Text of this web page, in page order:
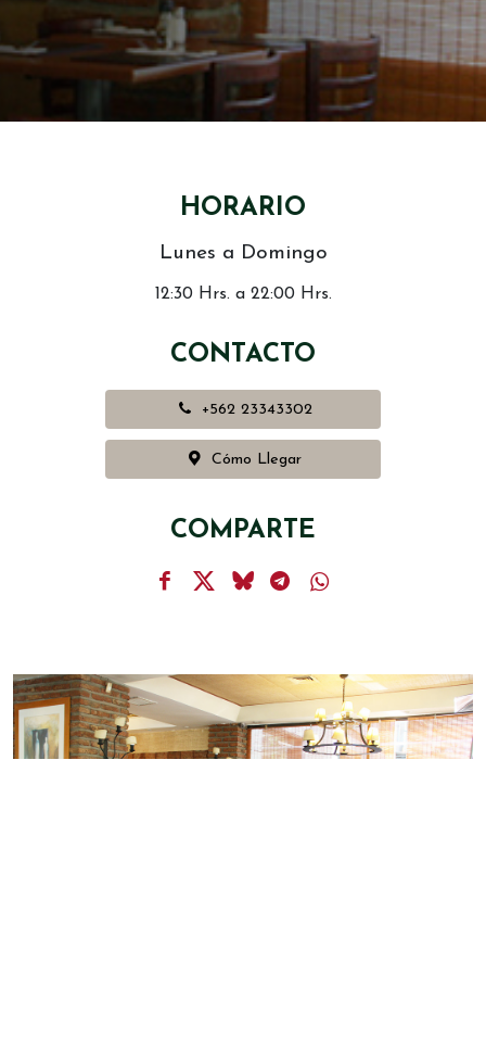
HORARIO
Lunes a Domingo
12:30 Hrs. a 22:00 Hrs.
CONTACTO
+562 23343302
Cómo Llegar
COMPARTE